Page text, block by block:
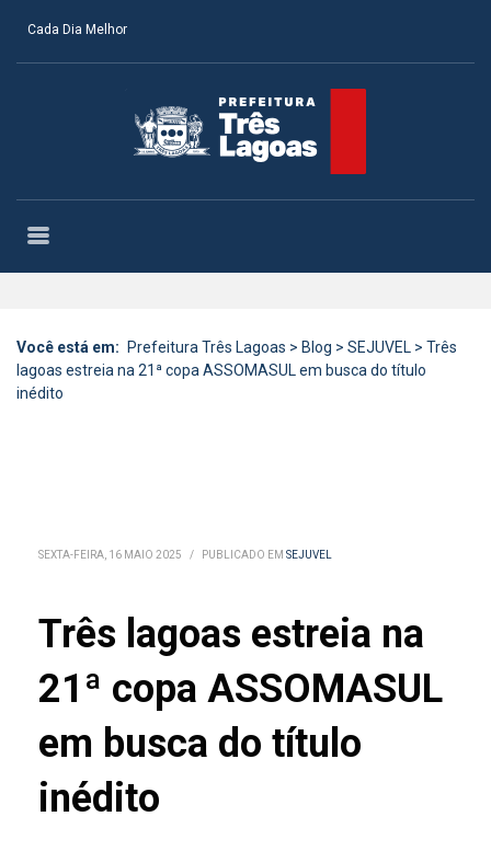
Cada Dia Melhor
Você está em: Prefeitura Três Lagoas > Blog > SEJUVEL > Três
lagoas estreia na 21ª copa ASSOMASUL em busca do título
inédito
SEXTA-FEIRA, 16 MAIO 2025 / PUBLICADO EM SEJUVEL
Três lagoas estreia na
21ª copa ASSOMASUL
em busca do título
inédito